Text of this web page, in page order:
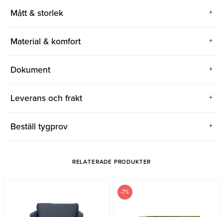
Mått & storlek
Material & komfort
Dokument
Leverans och frakt
Beställ tygprov
RELATERADE PRODUKTER
-7%